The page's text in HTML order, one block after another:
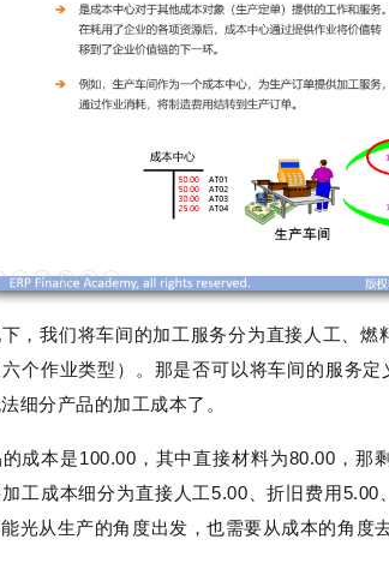
，我们将车间的加工服务分为直接人工、
个作业类型）。 那是否可以将车间的服务定
细分产品的加工成本了。
成本是100.00，其中直接材料为80.00，那
工成本细分为直接人工5.00、折旧费用
光从生产的角度出发，也需要从成本的角度去